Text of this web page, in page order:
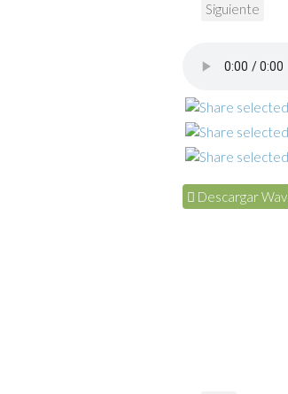
Descargar Wav
Siguiente